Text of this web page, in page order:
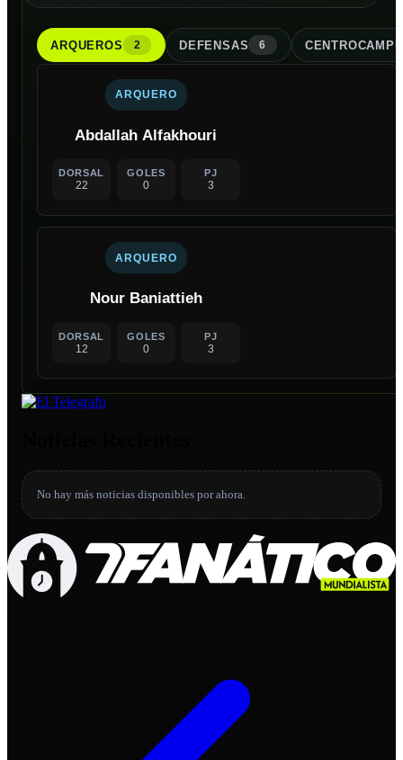
ARQUEROS 2 DEFENSAS 6
ARQUERO
Abdallah Alfakhouri
DORSAL
22
GOLES
0
PJ
3
ARQUERO
Nour Baniattieh
DORSAL
12
GOLES
0
PJ
3
No hay más noticias disponibles por ahora.